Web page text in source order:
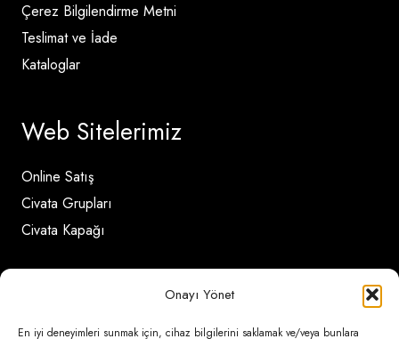
Onayı Yönet
En iyi deneyimleri sunmak için, cihaz bilgilerini saklamak ve/veya bunlara
Çerez Bilgilendirme Metni
Teslimat ve İade
Kataloglar
Web Sitelerimiz
Online Satış
Civata Grupları
Civata Kapağı
İletişim Detayları